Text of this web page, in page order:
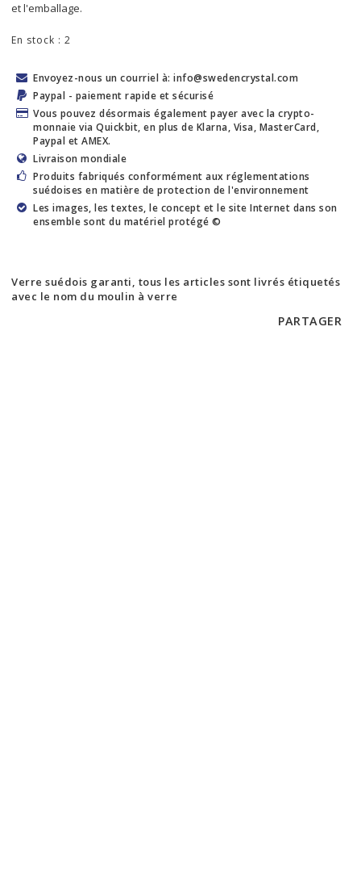
et l'emballage.
En stock : 2
Envoyez-nous un courriel à: info@swedencrystal.com
Paypal - paiement rapide et sécurisé
Vous pouvez désormais également payer avec la crypto-
monnaie via Quickbit, en plus de Klarna, Visa, MasterCard,
Paypal et AMEX.
Livraison mondiale
Produits fabriqués conformément aux réglementations
suédoises en matière de protection de l'environnement
Les images, les textes, le concept et le site Internet dans son
ensemble sont du matériel protégé ©
Verre suédois garanti, tous les articles sont livrés étiquetés
avec le nom du moulin à verre
PARTAGER